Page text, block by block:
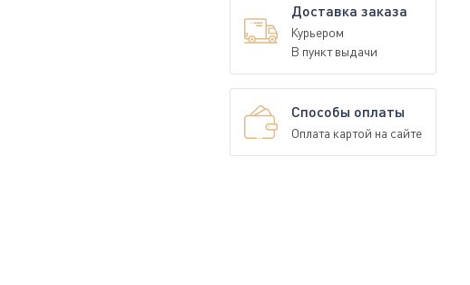
Доставка заказа
Курьером
В пункт выдачи
Способы оплаты
Оплата картой на сайте